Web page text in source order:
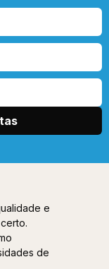
e
de